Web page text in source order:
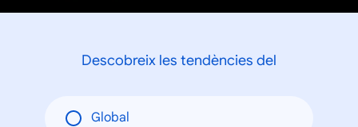
Descobreix les tendències del
Global